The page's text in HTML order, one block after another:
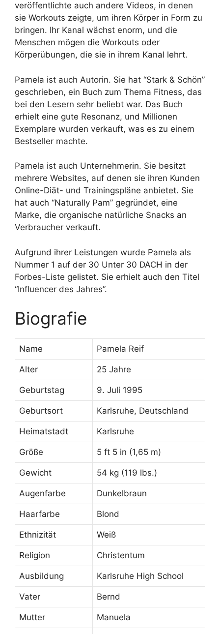
veröffentlichte auch andere Videos, in denen
sie Workouts zeigte, um ihren Körper in Form zu
bringen. Ihr Kanal wächst enorm, und die
Menschen mögen die Workouts oder
Körperübungen, die sie in ihrem Kanal lehrt.
Pamela ist auch Autorin. Sie hat “Stark & Schön”
geschrieben, ein Buch zum Thema Fitness, das
bei den Lesern sehr beliebt war. Das Buch
erhielt eine gute Resonanz, und Millionen
Exemplare wurden verkauft, was es zu einem
Bestseller machte.
Pamela ist auch Unternehmerin. Sie besitzt
mehrere Websites, auf denen sie ihren Kunden
Online-Diät- und Trainingspläne anbietet. Sie
hat auch “Naturally Pam” gegründet, eine
Marke, die organische natürliche Snacks an
Verbraucher verkauft.
Aufgrund ihrer Leistungen wurde Pamela als
Nummer 1 auf der 30 Unter 30 DACH in der
Forbes-Liste gelistet. Sie erhielt auch den Titel
“Influencer des Jahres”.
Biografie
Name Pamela Reif
Alter 25 Jahre
Geburtstag 9. Juli 1995
Geburtsort Karlsruhe, Deutschland
Heimatstadt Karlsruhe
Größe 5 ft 5 in (1,65 m)
Gewicht 54 kg (119 lbs.)
Augenfarbe Dunkelbraun
Haarfarbe Blond
Ethnizität Weiß
Religion Christentum
Ausbildung Karlsruhe High School
Vater Bernd
Mutter Manuela